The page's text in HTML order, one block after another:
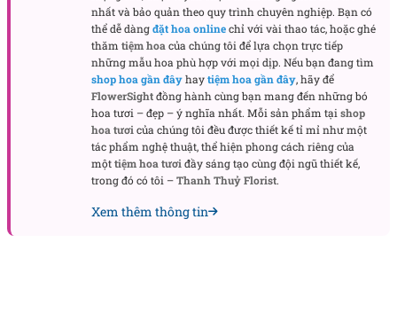
mở, không bó chặt, giúp bó hoa trông như đang
“thở”, mang lại cảm giác rất sống động và gần gũi.
Vật liệu gói – Khi sự tinh giản làm nổi bật cảm
Gentle Touch sử dụnggiấy gói tông trắng sữa, bề
mặt mịn, phom đứng vừa phải, giúp nâng đỡ hoa mà
không lấn át vẻ đẹp tự nhiên của từng cánh hoa.
nơ lụa hồng nhạt được thắt thả nhẹ, không
quá cầu kỳ, tạo điểm rơi mềm mại cho ánh nhìn.
nhất và bảo quản theo quy trình chuyên nghiệp. Bạn có
thể dễ dàngđặt hoa onlinechỉ với vài thao tác, hoặc ghé
thămtiệm hoacủa chúng tôi để lựa chọn trực tiếp
những mẫu hoa phù hợp với mọi dịp. Nếu bạn đang tìm
shop hoa gần đâyhaytiệm hoa gần đây, hãy để
FlowerSightđồng hành cùng bạn mang đến những bó
hoa tươi – đẹp – ý nghĩa nhất. Mỗi sản phẩm tạishop
hoa tươicủa chúng tôi đều được thiết kế tỉ mỉ như một
tác phẩm nghệ thuật, thể hiện phong cách riêng của
mộttiệm hoa tươiđầy sáng tạo cùng đội ngũ thiết kế,
trong đó có tôi –Thanh Thuỷ Florist.
Xem thêm thông tin